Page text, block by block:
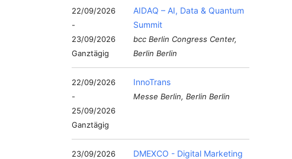
22/09/2026
-
23/09/2026
Ganztägig
AIDAQ – AI, Data & Quantum
Summit
bcc Berlin Congress Center,
Berlin Berlin
22/09/2026
-
25/09/2026
Ganztägig
InnoTrans
Messe Berlin, Berlin Berlin
23/09/2026
DMEXCO - Digital Marketing